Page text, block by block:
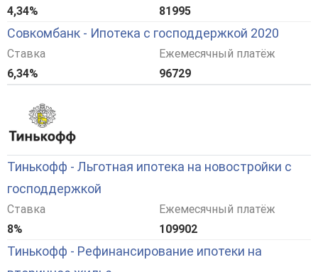
4,34%
81995
Совкомбанк - Ипотека с господдержкой 2020
Ставка
6,34%
Ежемесячный платёж
96729
Тинькофф - Льготная ипотека на новостройки с
господдержкой
Ставка
8%
Ежемесячный платёж
109902
Тинькофф - Рефинансирование ипотеки на